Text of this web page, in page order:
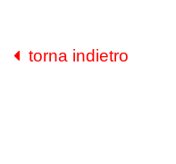
torna indietro